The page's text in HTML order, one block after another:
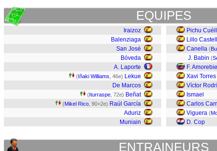
EQUIPES
Iraizoz
Balenziaga
San José
Bóveda
A. Laporte
(Iñaki Williams , 46e) Lekue
De Marcos
(Iturraspe , 72e) Beñat
(Mikel Rico , 90+2e) Raúl García
Aduriz
Muniain
Pichu
Lillo
Canella (
J. Babin (
F.
Xavi Torres
Víctor
Ismael
Carlos
Viguera (
D. Cop
ENTRAINEURS